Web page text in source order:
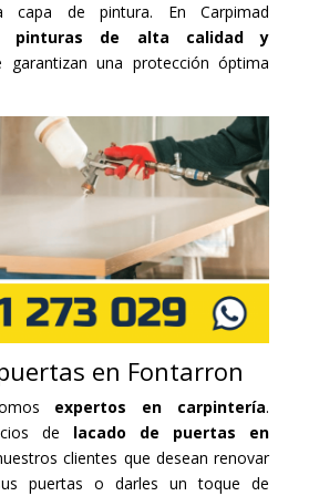
capa de pintura. En Carpimad
pinturas de alta calidad y
garantizan una protección óptima
en Fontarron
expertos en carpintería.
de lacado de puertas en
clientes que desean renovar
puertas o darles un toque de